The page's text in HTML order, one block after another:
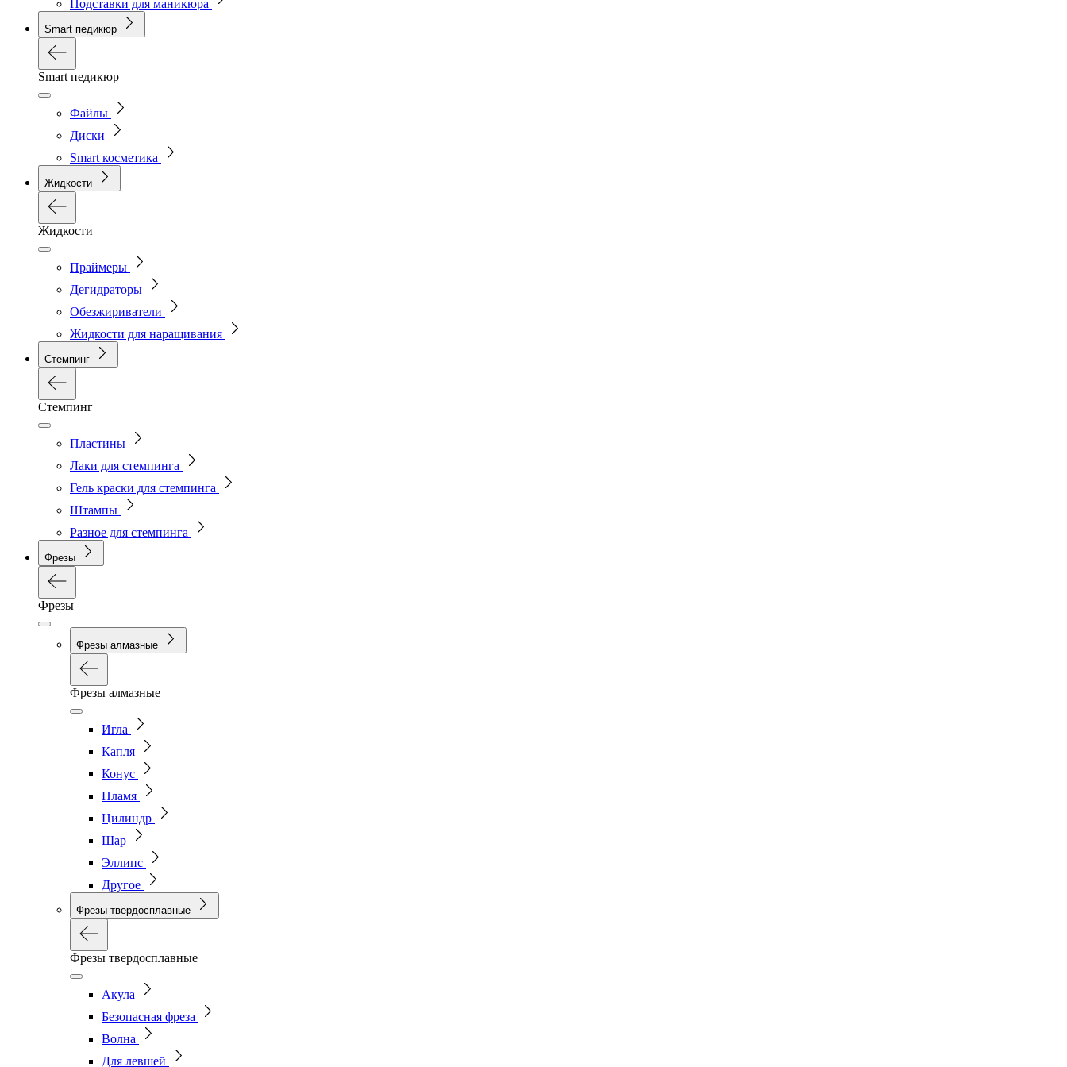
Подставки для маникюра
Smart педикюр
Smart педикюр
Файлы
Диски
Smart косметика
Жидкости
Жидкости
Праймеры
Дегидраторы
Обезжириватели
Жидкости для наращивания
Стемпинг
Стемпинг
Пластины
Лаки для стемпинга
Гель краски для стемпинга
Штампы
Разное для стемпинга
Фрезы
Фрезы
Фрезы алмазные
Фрезы алмазные
Игла
Капля
Конус
Пламя
Цилиндр
Шар
Эллипс
Другое
Фрезы твердосплавные
Фрезы твердосплавные
Акула
Безопасная фреза
Волна
Для левшей